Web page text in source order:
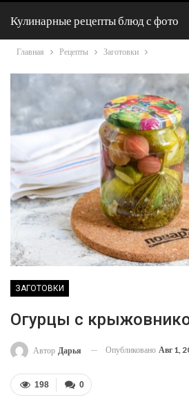
Кулинарные рецепты блюд с фото
Главная Рецепты Заготовки
ЗАГОТОВКИ
Огурцы с
Автор Дарья Опубликовано Авг 1,
0
198